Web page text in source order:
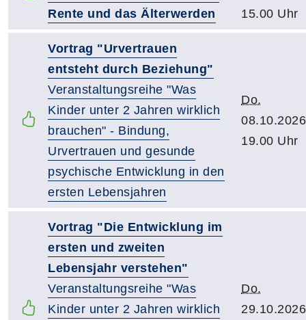
Rente und das Älterwerden
15.00 Uhr
Vortrag "Urvertrauen
entsteht durch Beziehung"
Veranstaltungsreihe "Was
Kinder unter 2 Jahren wirklich
brauchen" - Bindung,
Urvertrauen und gesunde
psychische Entwicklung in den
ersten Lebensjahren
Do.
19.00 Uhr
Vortrag "Die Entwicklung im
ersten und zweiten
Lebensjahr verstehen"
Veranstaltungsreihe "Was
Kinder unter 2 Jahren wirklich
Do.